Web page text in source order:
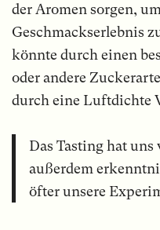
der Aromen sorgen,
Geschmackserlebnis
könnte durch einen
oder andere
durch eine Luftdichte
Das Tasting hat
außerdem
öfter unsere